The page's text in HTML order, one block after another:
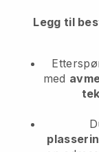
Legg til
med